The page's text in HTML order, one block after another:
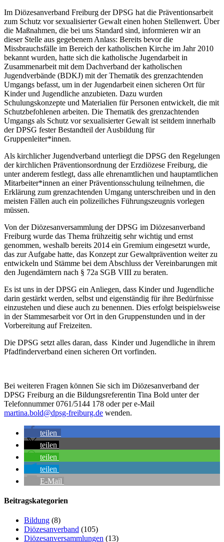
Im Diözesanverband Freiburg der DPSG hat die Präventionsarbeit
zum Schutz vor sexualisierter Gewalt einen hohen Stellenwert. Über
die Maßnahmen, die bei uns Standard sind, informieren wir an
dieser Stelle aus gegebenem Anlass: Bereits bevor die
Missbrauchsfälle im Bereich der katholischen Kirche im Jahr 2010
bekannt wurden, hatte sich die katholische Jugendarbeit in
Zusammenarbeit mit dem Dachverband der katholischen
Jugendverbände (BDKJ) mit der Thematik des grenzachtenden
Umgangs befasst, um in der Jugendarbeit einen sicheren Ort für
Kinder und Jugendliche anzubieten. Dazu wurden
Schulungskonzepte und Materialien für Personen entwickelt, die mit
Schutzbefohlenen arbeiten. Die Thematik des grenzachtenden
Umgangs als Schutz vor sexualisierter Gewalt ist seitdem innerhalb
der DPSG fester Bestandteil der Ausbildung für
Gruppenleiter*innen.
Als kirchlicher Jugendverband unterliegt die DPSG den Regelungen
der kirchlichen Präventionsordnung der Erzdiözese Freiburg, die
unter anderem festlegt, dass alle ehrenamtlichen und hauptamtlichen
Mitarbeiter*innen an einer Präventionsschulung teilnehmen, die
Erklärung zum grenzachtenden Umgang unterschreiben und in den
meisten Fällen auch ein polizeiliches Führungszeugnis vorlegen
müssen.
Von der Diözesanversammlung der DPSG im Diözesanverband
Freiburg wurde das Thema frühzeitig sehr wichtig und ernst
genommen, weshalb bereits 2014 ein Gremium eingesetzt wurde,
das zur Aufgabe hatte, das Konzept zur Gewaltprävention weiter zu
entwickeln und Stämme bei dem Abschluss der Vereinbarungen mit
den Jugendämtern nach § 72a SGB VIII zu beraten.
Es ist uns in der DPSG ein Anliegen, dass Kinder und Jugendliche
darin gestärkt werden, selbst und eigenständig für ihre Bedürfnisse
einzustehen und diese auch zu benennen. Dies erfolgt beispielsweise
in der Stammesarbeit vor Ort in den Gruppenstunden und in der
Vorbereitung auf Freizeiten.
Die DPSG setzt alles daran, dass Kinder und Jugendliche in ihrem
Pfadfinderverband einen sicheren Ort vorfinden.
Bei weiteren Fragen können Sie sich im Diözesanverband der
DPSG Freiburg an die Bildungsreferentin Tina Bold unter der
Telefonnummer 0761/5144 178 oder per e-Mail
martina.bold@dpsg-freiburg.de wenden.
teilen
teilen
teilen
teilen
E-Mail
Beitragskategorien
Bildung (8)
Diözesanverband (105)
Diözesanversammlungen (13)